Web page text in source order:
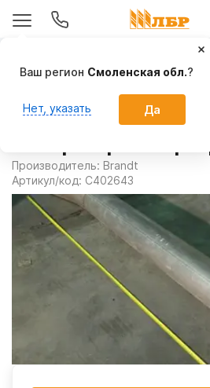
Труба
на
стационарные
Производитель: Brandt
Артикул/код: C402643
Ваш регион Смоленская обл.?
Нет, указать Да